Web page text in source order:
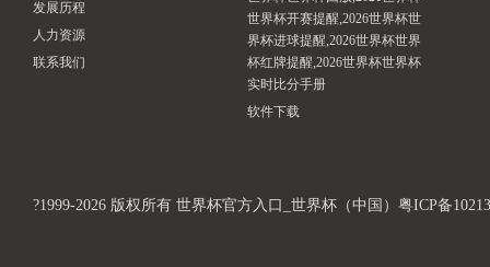
发展历程
人力资源
联系我们
世界杯开赛提醒,2026世界杯世
界杯进球提醒,2026世界杯世界
杯红牌提醒,2026世界杯世界杯
实时比分手册
软件下载
?1999-2026 版权所有 世界杯官方入口_世界杯（中国）粤ICP备